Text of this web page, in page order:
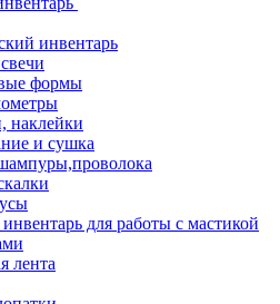
инвентарь
формы
наклейки
и сушка
для работы с мастикой
лента